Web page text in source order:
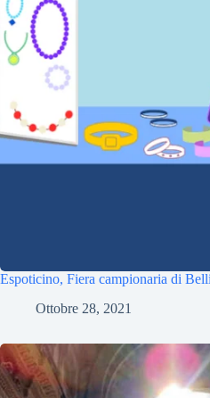
Espoticino, Fiera campionaria di
Ottobre 28, 2021